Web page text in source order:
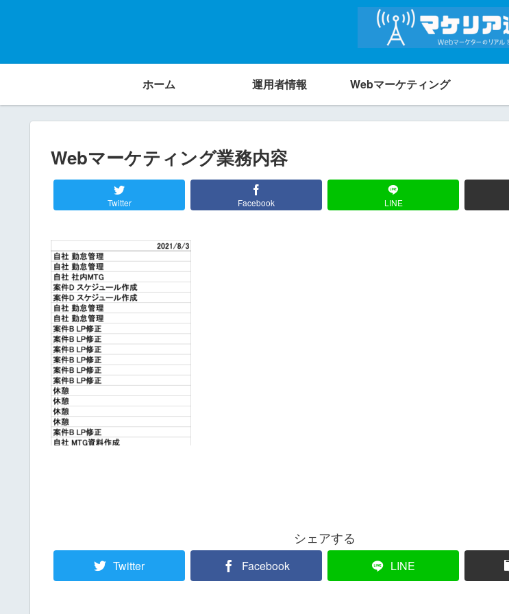
ホーム 運用者情報 Webマーケティング
Webマーケティング業務内容
Twitter Facebook LINE
シェアする
Twitter Facebook LINE